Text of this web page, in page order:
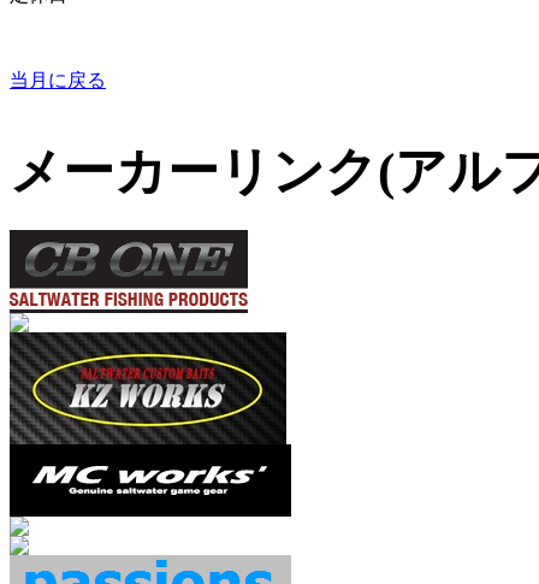
当月に戻る
メーカーリンク(アル